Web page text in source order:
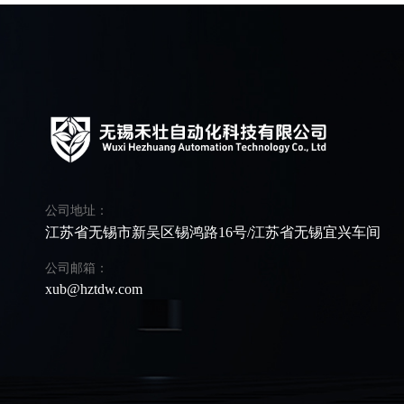
公司地址：
江苏省无锡市新吴区锡鸿路16号/江苏省无锡宜兴车间
公司邮箱：
xub@hztdw.com